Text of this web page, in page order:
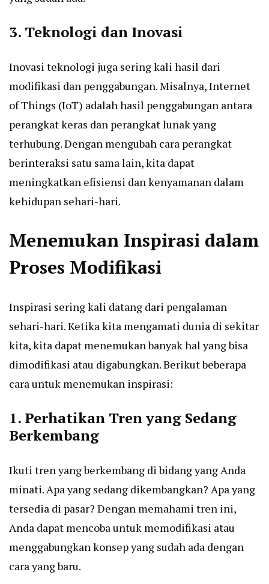
3. Teknologi dan Inovasi
Inovasi teknologi juga sering kali hasil dari
modifikasi dan penggabungan. Misalnya, Internet
of Things (IoT) adalah hasil penggabungan antara
perangkat keras dan perangkat lunak yang
terhubung. Dengan mengubah cara perangkat
berinteraksi satu sama lain, kita dapat
meningkatkan efisiensi dan kenyamanan dalam
kehidupan sehari-hari.
Menemukan Inspirasi dalam
Proses Modifikasi
Inspirasi sering kali datang dari pengalaman
sehari-hari. Ketika kita mengamati dunia di sekitar
kita, kita dapat menemukan banyak hal yang bisa
dimodifikasi atau digabungkan. Berikut beberapa
cara untuk menemukan inspirasi:
1. Perhatikan Tren yang Sedang
Berkembang
Ikuti tren yang berkembang di bidang yang Anda
minati. Apa yang sedang dikembangkan? Apa yang
tersedia di pasar? Dengan memahami tren ini,
Anda dapat mencoba untuk memodifikasi atau
menggabungkan konsep yang sudah ada dengan
cara yang baru.